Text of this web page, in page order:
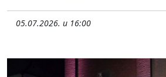
05.07.2026. u 16:00